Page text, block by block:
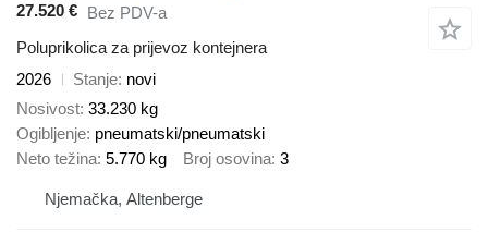
27.520 € Bez PDV-a
Poluprikolica za prijevoz kontejnera
2026
Stanje novi
Nosivost 33.230 kg
Ogibljenje pneumatski/pneumatski
Neto težina 5.770 kg Broj osovina 3
Njemačka, Altenberge